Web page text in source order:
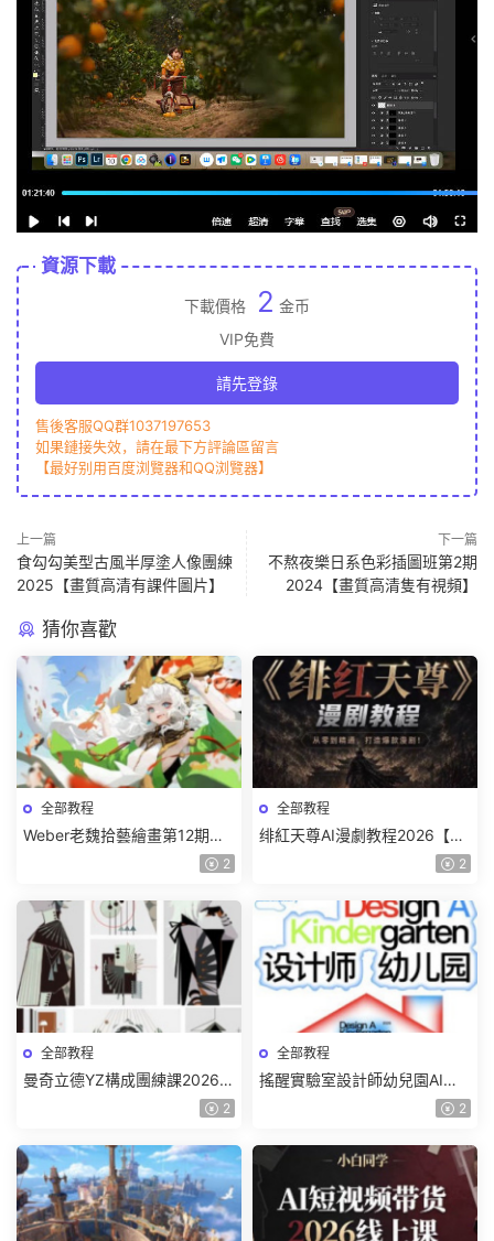
資源下載
下載價格 2 金币
VIP免費
請先登錄
售後客服QQ群1037197653
如果鏈接失效，請在最下方評論區留言
【最好别用百度浏覽器和QQ浏覽器】
上一篇
食勾勾美型古風半厚塗人像團練
2025【畫質高清有課件圖片】
下一篇
不熬夜樂日系色彩插圖班第2期
2024【畫質高清隻有視頻】
猜你喜歡
全部教程
Weber老魏拾藝繪畫第12期角
色特訓班【畫質不錯隻有視
2
全部教程
绯紅天尊AI漫劇教程2026【畫
2
全部教程
曼奇立德YZ構成團練課2026年
8月已結課【畫質高清有課件】
2
全部教程
搖醒實驗室設計師幼兒園AI軟
件基礎課2025【畫質不錯有素
2